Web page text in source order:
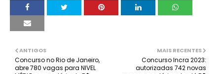
MAIS RECENTES
Concurso Incra 2023:
autorizadas 742 novas
ANTIGOS
Concurso no Rio de Janeiro,
abre 780 vagas para NIVEL